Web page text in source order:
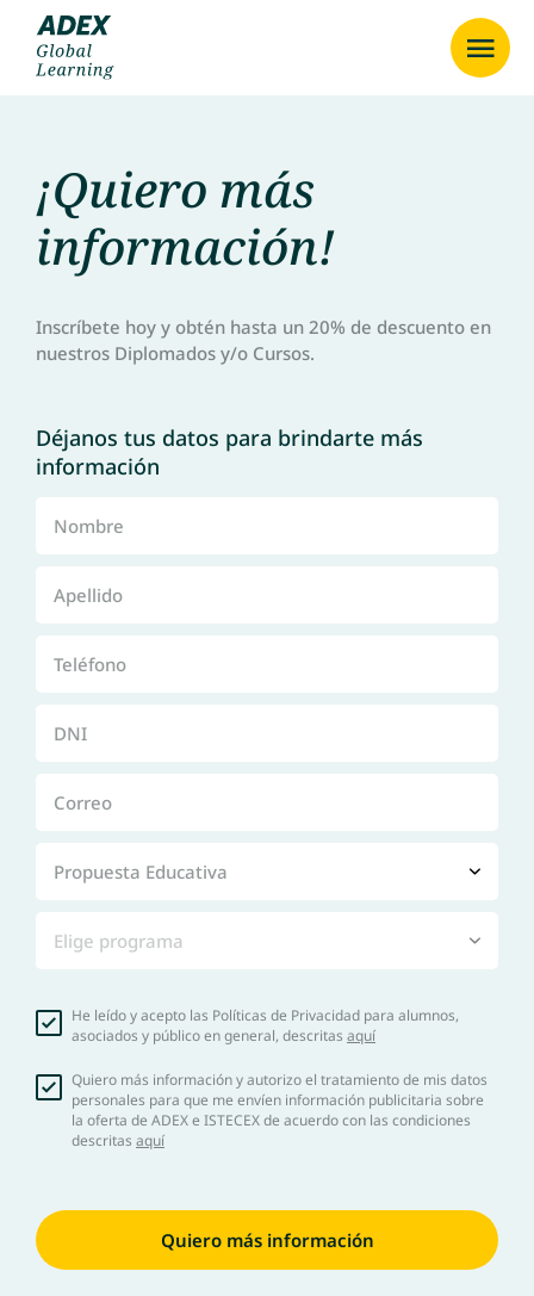
¡Quiero más
información!
Inscríbete hoy y obtén hasta un 20% de descuento en
nuestros Diplomados y/o Cursos.
Déjanos tus datos para brindarte más
información
Nombre
Apellido
Teléfono
DNI
Correo
Propuesta Educativa
Elige programa
He leído y acepto las Políticas de Privacidad para alumnos,
asociados y público en general, descritas aquí
Quiero más información y autorizo el tratamiento de mis datos
personales para que me envíen información publicitaria sobre
la oferta de ADEX e ISTECEX de acuerdo con las condiciones
descritas aquí
Quiero más información